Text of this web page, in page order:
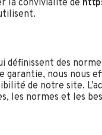
la convivialité de
définissent des
garantie, nous nous
de notre site.
les normes et les